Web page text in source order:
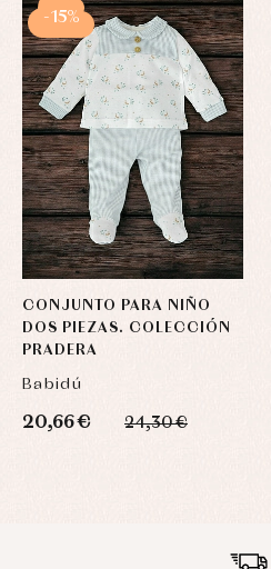
CONJUNTO PARA NIÑO
DOS PIEZAS. COLECCIÓN
PRADERA
Babidú
20,66 € 24,30 €
-15%